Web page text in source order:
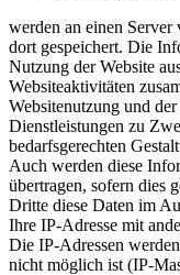
werden an einen
dort gespeichert. Die
Nutzung der Website
Websiteaktivitäten
Websitenutzung und
Dienstleistungen zu
bedarfsgerechten
Auch werden diese
übertragen, sofern dies
Dritte diese Daten im
Ihre IP-Adresse mit
Die IP-Adressen
nicht möglich ist (IP-